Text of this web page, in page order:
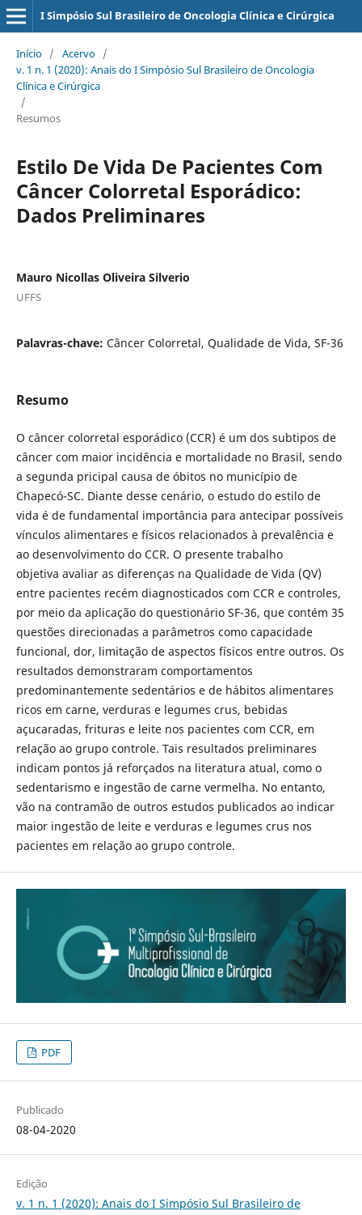
I Simpósio Sul Brasileiro de Oncologia Clínica e Cirúrgica
Início / Acervo /
v. 1 n. 1 (2020): Anais do I Simpósio Sul Brasileiro de Oncologia
Clínica e Cirúrgica
/
Resumos
Estilo De Vida De Pacientes Com
Câncer Colorretal Esporádico:
Dados Preliminares
Mauro Nicollas Oliveira Silverio
UFFS
Palavras-chave: Câncer Colorretal, Qualidade de Vida, SF-36
Resumo
O câncer colorretal esporádico (CCR) é um dos subtipos de
câncer com maior incidência e mortalidade no Brasil, sendo
a segunda pricipal causa de óbitos no município de
Chapecó-SC. Diante desse cenário, o estudo do estilo de
vida é de fundamental importância para antecipar possíveis
vínculos alimentares e físicos relacionados à prevalência e
ao desenvolvimento do CCR. O presente trabalho
objetiva avaliar as diferenças na Qualidade de Vida (QV)
entre pacientes recém diagnosticados com CCR e controles,
por meio da aplicação do questionário SF-36, que contém 35
questões direcionadas a parâmetros como capacidade
funcional, dor, limitação de aspectos físicos entre outros. Os
resultados demonstraram comportamentos
predominantemente sedentários e de hábitos alimentares
ricos em carne, verduras e legumes crus, bebidas
açucaradas, frituras e leite nos pacientes com CCR, em
relação ao grupo controle. Tais resultados preliminares
indicam pontos já reforçados na literatura atual, como o
sedentarismo e ingestão de carne vermelha. No entanto,
vão na contramão de outros estudos publicados ao indicar
maior ingestão de leite e verduras e legumes crus nos
pacientes em relação ao grupo controle.
PDF
Publicado
08-04-2020
Edição
v. 1 n. 1 (2020): Anais do I Simpósio Sul Brasileiro de